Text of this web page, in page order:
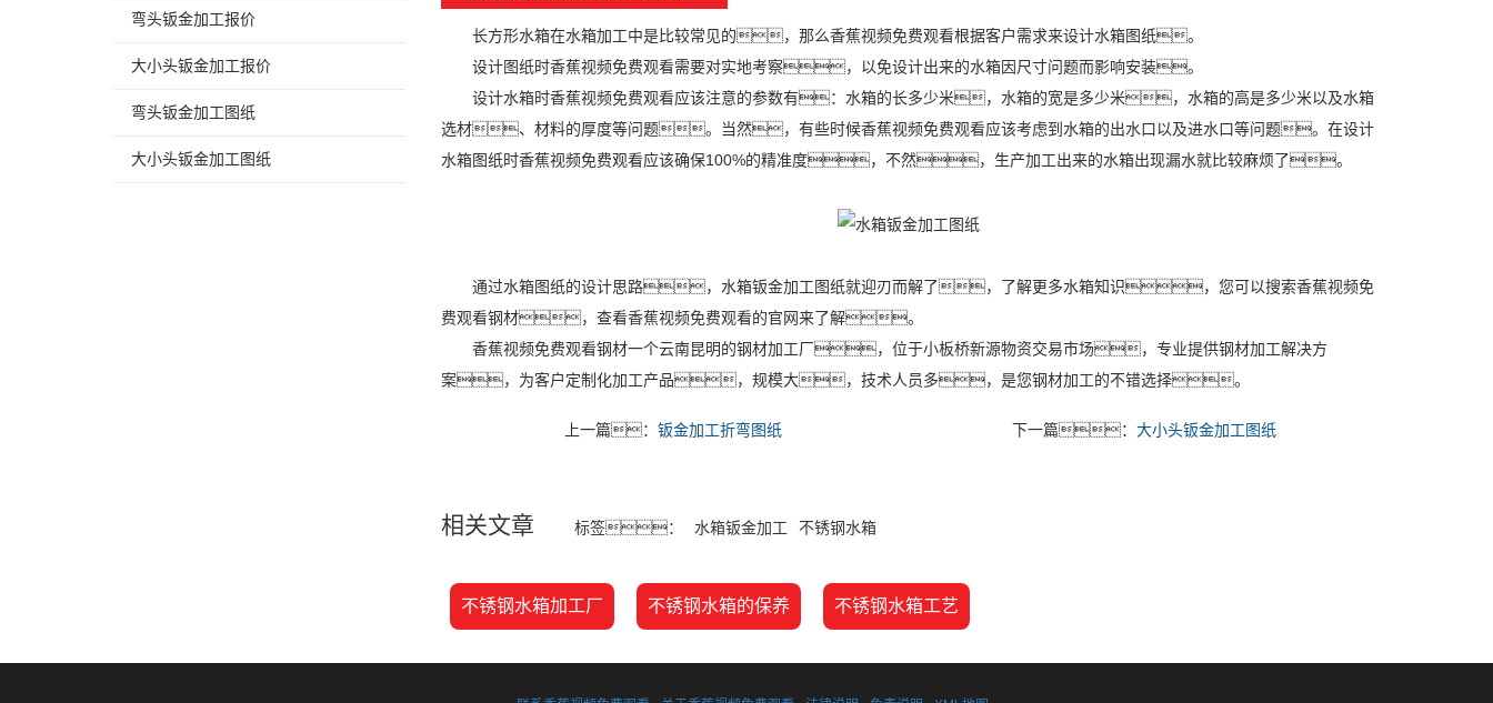
长方形水箱在水箱加工中是比较常见的，那么香蕉视频免费观看根据客户需求来设计水箱图纸。
设计图纸时香蕉视频免费观看需要对实地考察，以免设计出来的水箱因尺寸问题而影响安装。
设计水箱时香蕉视频免费观看应该注意的参数有：水箱的长多少米，水箱的宽是多少米，水箱的高是多少米以及水箱
选材、材料的厚度等问题。当然，有些时候香蕉视频免费观看应该考虑到水箱的出水口以及进水口等问题。在设计
水箱图纸时香蕉视频免费观看应该确保100%的精准度，不然，生产加工出来的水箱出现漏水就比较麻烦了。
通过水箱图纸的设计思路，水箱钣金加工图纸就迎刃而解了，了解更多水箱知识，您可以搜索香蕉视频免
费观看钢材，查看香蕉视频免费观看的官网来了解。
香蕉视频免费观看钢材一个云南昆明的钢材加工厂，位于小板桥新源物资交易市场，专业提供钢材加工解决方
案，为客户定制化加工产品，规模大，技术人员多，是您钢材加工的不错选择。
上一篇：钣金加工折弯图纸 下一篇：大小头钣金加工图纸
相关文章 标签： 水箱钣金加工 不锈钢水箱
不锈钢水箱加工厂 不锈钢水箱的保养 不锈钢水箱工艺
弯头钣金加工报价
大小头钣金加工报价
弯头钣金加工图纸
大小头钣金加工图纸